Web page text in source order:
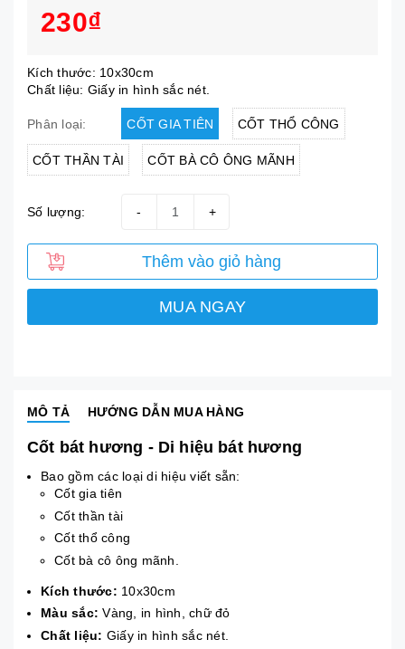
230₫
Kích thước: 10x30cm
Chất liệu: Giấy in hình sắc nét.
Phân loại: CỐT GIA TIÊN CỐT THỔ CÔNG
CỐT THẦN TÀI CỐT BÀ CÔ ÔNG MÃNH
Số lượng: +
-
Thêm vào giỏ hàng
MUA NGAY
MÔ TẢ HƯỚNG DẪN MUA HÀNG
Cốt bát hương - Di hiệu bát hương
Bao gồm các loại di hiệu viết sẵn:
Cốt gia tiên
Cốt thần tài
Cốt thổ công
Cốt bà cô ông mãnh.
Kích thước: 10x30cm
Màu sắc:Vàng, in hình, chữ đỏ
Chất liệu: Giấy in hình sắc nét.